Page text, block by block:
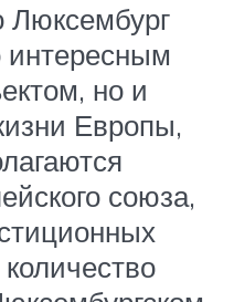
Люксембург
интересным
но и
Европы,
союза,